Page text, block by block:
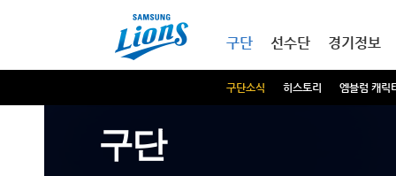
구단
구단소식 히스토리 엠블럼 캐릭
선수단 경기정보
구단